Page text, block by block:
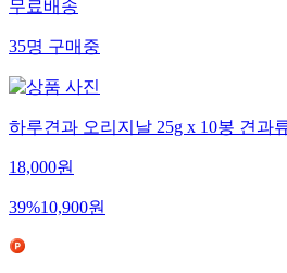
무료배송
35명구매중
하루견과 오리지날 25g x 10봉 견과
18,000원
39%10,900원